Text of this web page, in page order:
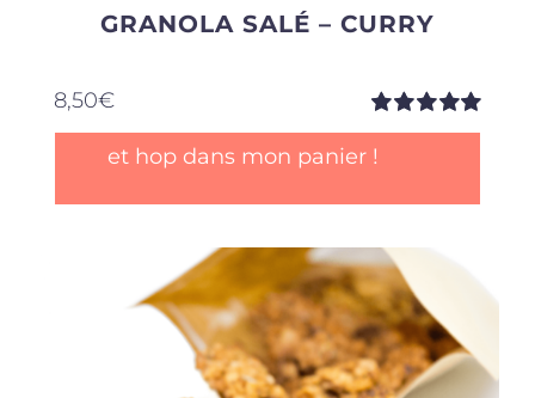
GRANOLA SALÉ – CURRY
Note5.00sur
8,50€
et hop dans mon panier !